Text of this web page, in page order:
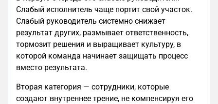
Слабый исполнитель чаще портит свой участок.
Слабый руководитель системно снижает
результат других, размывает ответственность,
тормозит решения и выращивает культуру, в
которой команда начинает защищать процесс
вместо результата.
Вторая категория — сотрудники, которые
создают внутреннее трение, не компенсируя его